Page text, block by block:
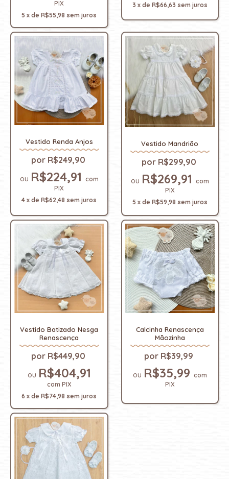
PIX
5 xdeR$55,98 sem juros
3 x de R$66,63 sem juros
Vestido Renda Anjos
R$249,90
R$224,91 com
PIX
4 xdeR$62,48 sem juros
Vestido Mandrião
R$299,90
R$269,91 com
PIX
5 x de R$59,98 sem juros
Vestido Batizado Nesga
Renascença
R$449,90
R$404,91
com PIX
6 xdeR$74,98 sem juros
Calcinha Renascença
Mãozinha
R$39,99
R$35,99 com
PIX